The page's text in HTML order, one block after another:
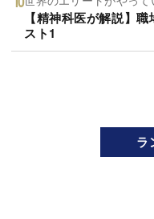
【精神科医が解説】
スト1
ラ